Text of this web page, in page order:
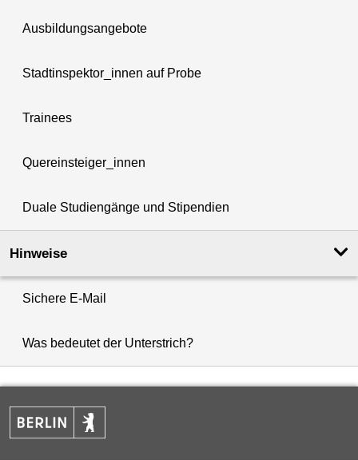
Ausbildungsangebote
Stadtinspektor_innen auf Probe
Trainees
Quereinsteiger_innen
Duale Studiengänge und Stipendien
Hinweise
Sichere E-Mail
Was bedeutet der Unterstrich?